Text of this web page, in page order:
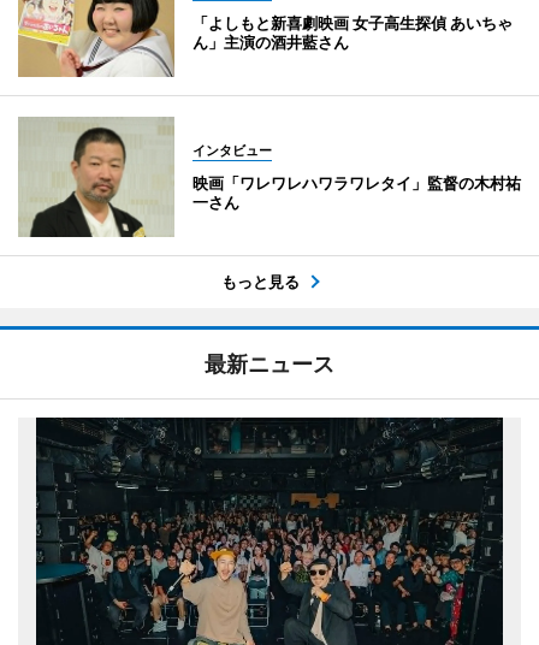
「よしもと新喜劇映画 女子高生探偵 あいちゃ
ん」主演の酒井藍さん
インタビュー
映画「ワレワレハワラワレタイ」監督の木村祐
一さん
もっと見る
最新ニュース